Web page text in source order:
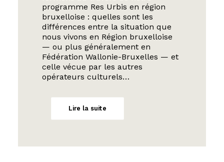
programme Res Urbis en région
bruxelloise : quelles sont les
différences entre la situation que
nous vivons en Région bruxelloise
— ou plus généralement en
Fédération Wallonie-Bruxelles — et
celle vécue par les autres
opérateurs culturels…
Lire la suite